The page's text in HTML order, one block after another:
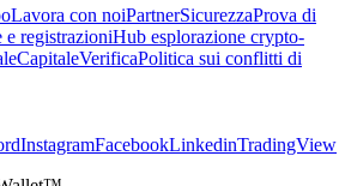
Lavora con noiPartnerSicurezzaProva di
e registrazioniHub esplorazione crypto-
CapitaleVerificaPolitica sui conflitti di
InstagramFacebookLinkedinTradingView